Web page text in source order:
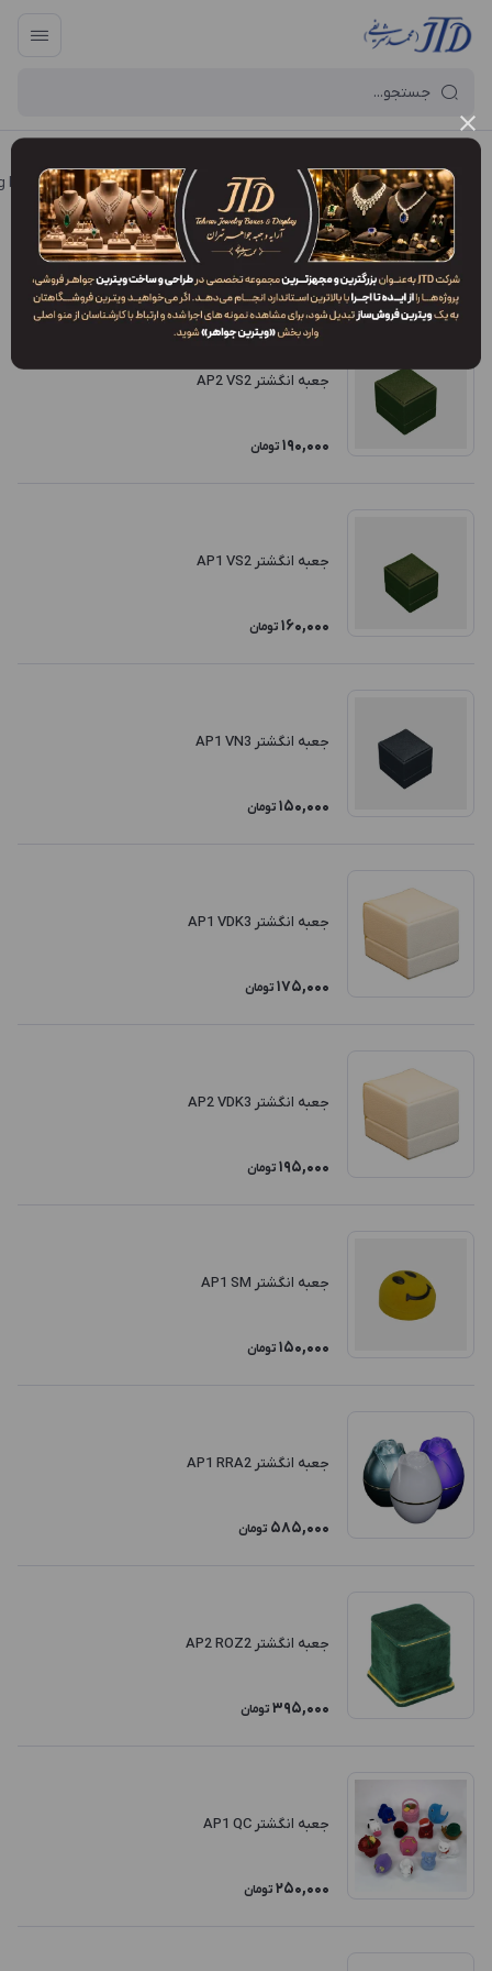
آرایه و جعبه جواهر تهران / فروشگاه محصولات / جعبه / جعبه انگشتر (Ring box)
جعبه انگشتر پلاستیکی
فیلتر محصولات ترتیب نمایش: جدیدترین
جعبه انگشتر AP2 VS2
190,000 تومان
جعبه انگشتر AP1 VS2
160,000 تومان
جعبه انگشتر AP1 VN3
150,000 تومان
جعبه انگشتر AP1 VDK3
175,000 تومان
جعبه انگشتر AP2 VDK3
195,000 تومان
جعبه انگشتر AP1 SM
150,000 تومان
جعبه انگشتر AP1 RRA2
585,000 تومان
جعبه انگشتر AP2 ROZ2
395,000 تومان
جعبه انگشتر AP1 QC
250,000 تومان